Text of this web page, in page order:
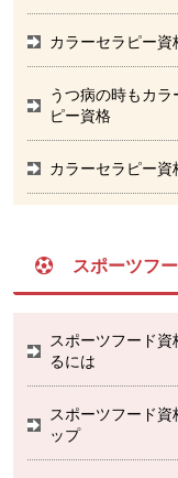
カラーセラピー
うつ病の時もカ
ピー資格
カラーセラピー
スポーツフ
スポーツフード
るには
スポーツフード
ップ